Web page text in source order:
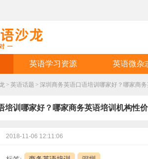
英语学习资源 英语微杂
> 英语话题 > 深圳商务英语口语培训哪家好？哪家商
培训哪家好？哪家商务英语培训机构性
2018-11-06 12:11:06